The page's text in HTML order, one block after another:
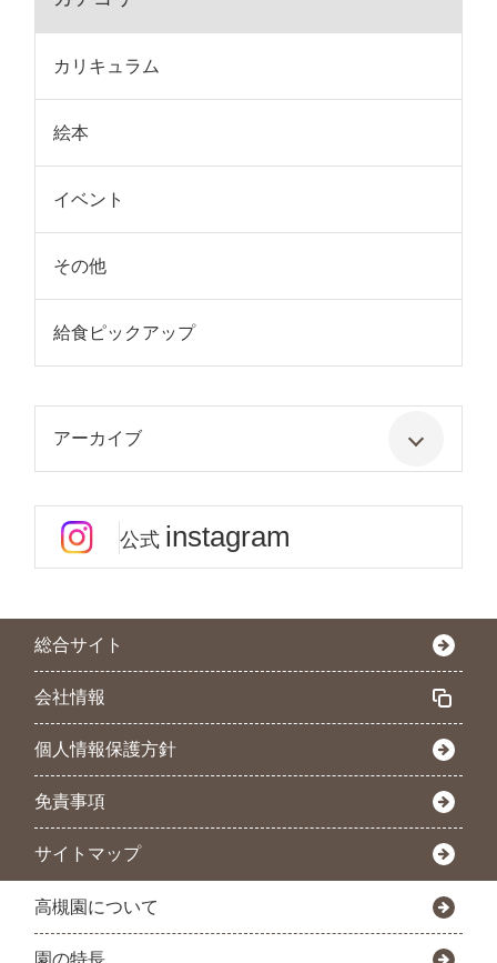
カリキュラム
絵本
イベント
その他
給食ピックアップ
アーカイブ
公式 instagram
総合サイト
会社情報
個人情報保護方針
免責事項
サイトマップ
高槻園について